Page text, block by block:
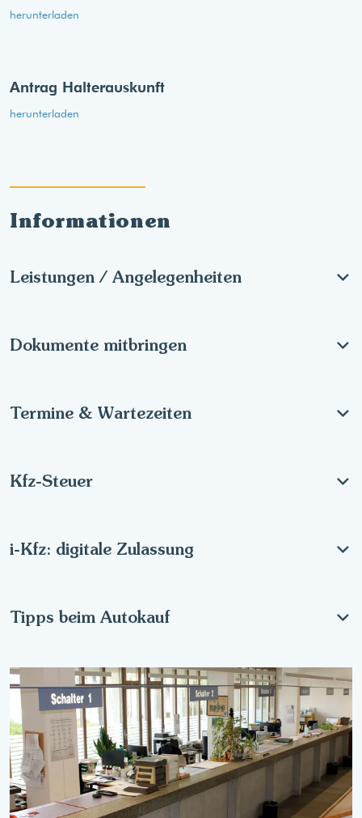
Informationen
Leistungen / Angelegenheiten
Dokumente mitbringen
Termine & Wartezeiten
Kfz-Steuer
i-Kfz: digitale Zulassung
Tipps beim Autokauf
herunterladen
Antrag Halterauskunft
herunterladen